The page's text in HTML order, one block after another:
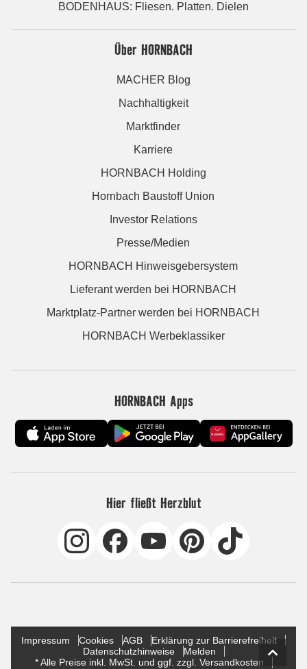
BODENHAUS: Fliesen. Platten. Dielen
Über HORNBACH
MACHER Blog
Nachhaltigkeit
Marktfinder
Karriere
HORNBACH Holding
Hornbach Baustoff Union
Investor Relations
Presse/Medien
HORNBACH Hinweisgebersystem
Lieferant werden bei HORNBACH
Marktplatz-Partner werden bei HORNBACH
HORNBACH Werbeklassiker
HORNBACH Apps
Hier fließt Herzblut
Impressum Cookies AGB
Erklärung zur Barrierefreiheit
Datenschutzhinweise
Melden
* Alle Preise inkl. MwSt. und ggf. zzgl. Versandkosten